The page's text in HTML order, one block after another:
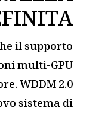
il supporto
multi-GPU
WDDM 2.0
sistema di